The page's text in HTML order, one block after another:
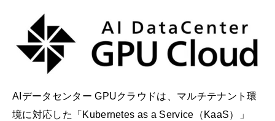
AIデータセンター GPUクラウドは、マルチテナント環
境に対応した「Kubernetes as a Service（KaaS）」